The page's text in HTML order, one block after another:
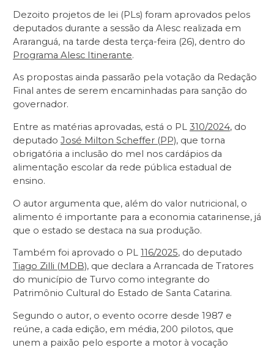
Dezoito projetos de lei (PLs) foram aprovados pelos
deputados durante a sessão da Alesc realizada em
Araranguá, na tarde desta terça-feira (26), dentro do
Programa Alesc Itinerante.
As propostas ainda passarão pela votação da Redação
Final antes de serem encaminhadas para sanção do
governador.
Entre as matérias aprovadas, está o PL 310/2024, do
deputado José Milton Scheffer (PP), que torna
obrigatória a inclusão do mel nos cardápios da
alimentação escolar da rede pública estadual de
ensino.
O autor argumenta que, além do valor nutricional, o
alimento é importante para a economia catarinense, já
que o estado se destaca na sua produção.
Também foi aprovado o PL 116/2025, do deputado
Tiago Zilli (MDB), que declara a Arrancada de Tratores
do município de Turvo como integrante do
Patrimônio Cultural do Estado de Santa Catarina.
Segundo o autor, o evento ocorre desde 1987 e
reúne, a cada edição, em média, 200 pilotos, que
unem a paixão pelo esporte a motor à vocação